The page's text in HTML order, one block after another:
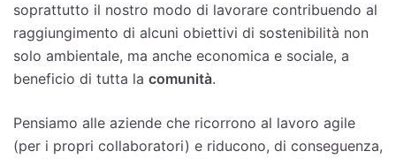
soprattutto il nostro modo di lavorare contribuendo al
raggiungimento di alcuni obiettivi di sostenibilità non
solo ambientale, ma anche economica e sociale, a
beneficio di tutta la comunità.
Pensiamo alle aziende che ricorrono al lavoro agile
(per i propri collaboratori) e riducono, di conseguenza,